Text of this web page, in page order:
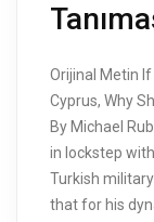
Orijinal Metin
Cyprus, Why
By Michael
in lockstep
Turkish
that for his